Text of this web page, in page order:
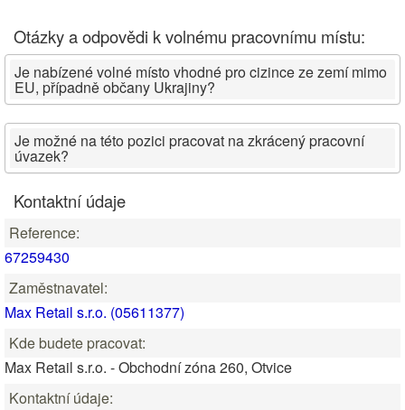
Otázky a odpovědi k volnému pracovnímu místu:
Je nabízené volné místo vhodné pro cizince ze zemí mimo
EU, případně občany Ukrajiny?
Je možné na této pozici pracovat na zkrácený pracovní
úvazek?
Kontaktní údaje
Reference:
67259430
Zaměstnavatel:
Max Retail s.r.o. (05611377)
Kde budete pracovat:
Max Retail s.r.o. - Obchodní zóna 260, Otvice
Kontaktní údaje: